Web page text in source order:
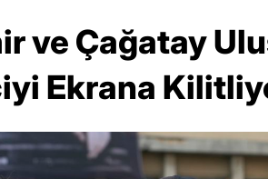
ve Çağatay
Ekrana